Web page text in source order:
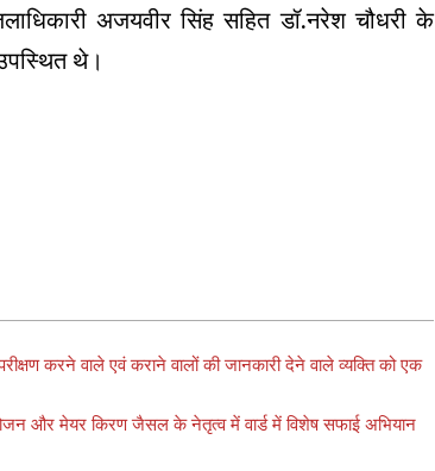
अजयवीर सिंह सहित डॉ.नरेश चौधरी के
थे।
करने वाले एवं कराने वालों की जानकारी देने वाले व्यक्ति को एक
और मेयर किरण जैसल के नेतृत्व में वार्ड में विशेष सफाई अभियान